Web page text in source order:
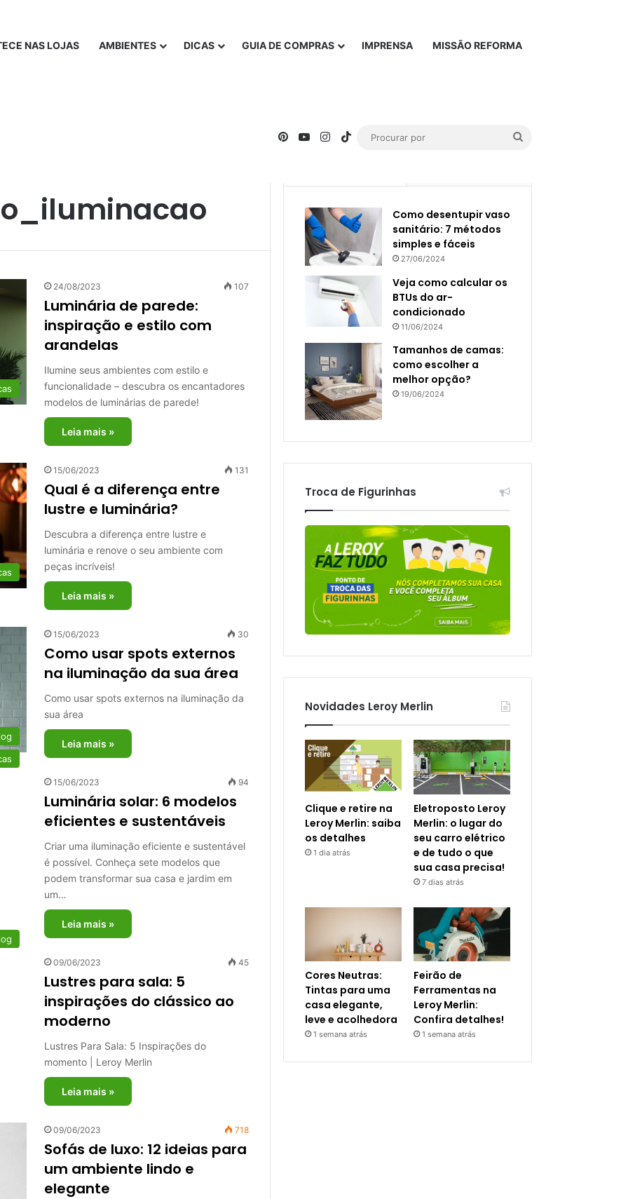
NAS LOJAS AMBIENTES DICAS GUIA DE COMPRAS IMPRENSA MISSÃO REFORMA
PinterestYouTubeInstagram
TikTok
24/08/2023 107
Luminária de parede:
inspiração e estilo com
arandelas
Ilumine seus ambientes com estilo e
funcionalidade – descubra os encantadores
modelos de luminárias de parede!
Leia mais »
15/06/2023 131
Qual é a diferença entre
lustre e luminária?
Descubra a diferença entre lustre e
luminária e renove o seu ambiente com
peças incríveis!
Leia mais »
15/06/2023 30
Como usar spots externos
na iluminação da sua área
Como usar spots externos na iluminação da
sua área
Leia mais »
15/06/2023 94
Luminária solar: 6 modelos
eficientes e sustentáveis
Criar uma iluminação eficiente e sustentável
é possível. Conheça sete modelos que
podem transformar sua casa e jardim em
um…
Leia mais »
09/06/2023 45
Lustres para sala: 5
inspirações do clássico ao
moderno
Lustres Para Sala: 5 Inspirações do
momento | Leroy Merlin
Leia mais »
09/06/2023 718
Sofás de luxo: 12 ideias para
um ambiente lindo e
elegante
Como desentupir vaso
sanitário: 7 métodos
simples e fáceis
27/06/2024
Veja como calcular os
BTUs do ar-
condicionado
11/06/2024
Tamanhos de camas:
como escolher a
melhor opção?
19/06/2024
Troca de Figurinhas
Novidades Leroy Merlin
Clique e retire na
Leroy Merlin: saiba
os detalhes
1 dia atrás
Eletroposto Leroy
Merlin: o lugar do
seu carro elétrico
e de tudo o que
sua casa precisa!
7 dias atrás
Cores Neutras:
Tintas para uma
casa elegante,
leve e acolhedora
1 semana atrás
Feirão de
Ferramentas na
Leroy Merlin:
Confira detalhes!
1 semana atrás